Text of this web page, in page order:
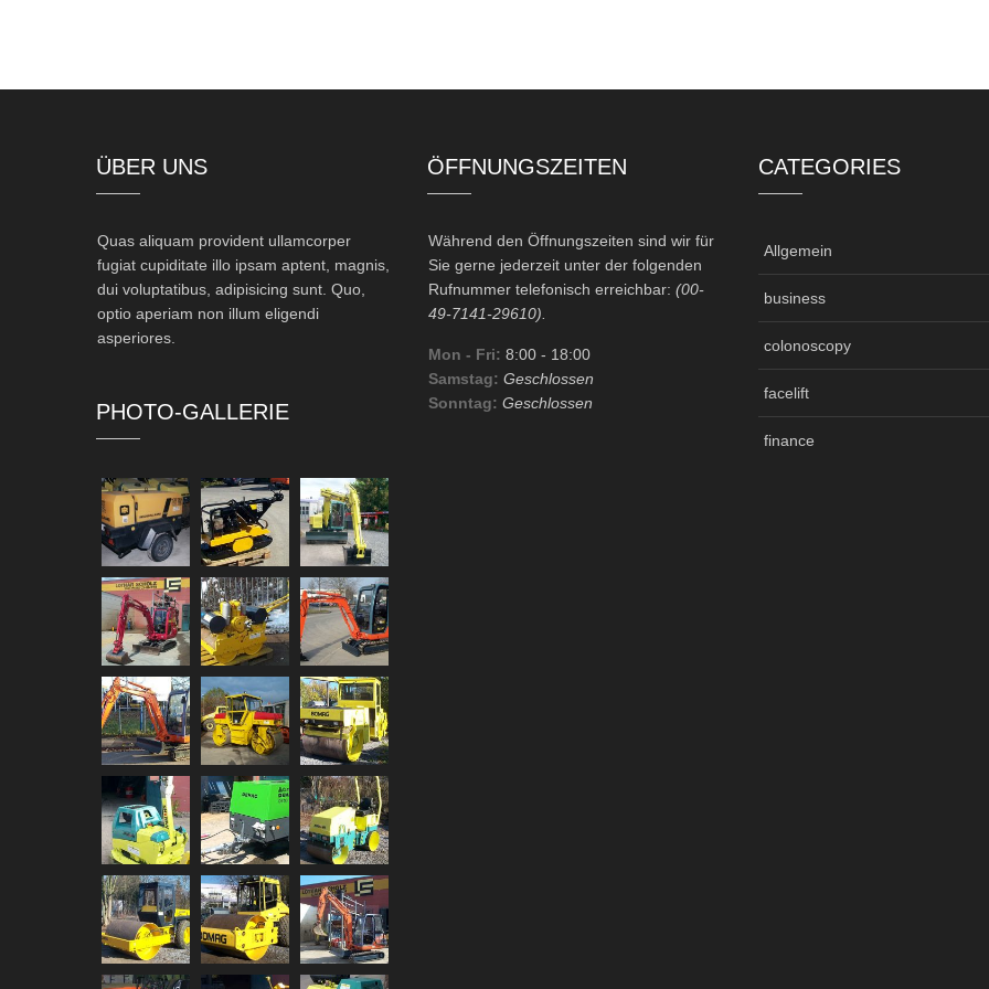
ÜBER UNS
Quas aliquam provident ullamcorper
fugiat cupiditate illo ipsam aptent, magnis,
dui voluptatibus, adipisicing sunt. Quo,
optio aperiam non illum eligendi
asperiores.
PHOTO-GALLERIE
ÖFFNUNGSZEITEN
Während den Öffnungszeiten sind wir für
Sie gerne jederzeit unter der folgenden
Rufnummer telefonisch erreichbar: (00-
49-7141-29610).
Mon - Fri: 8:00 - 18:00
Samstag: Geschlossen
Sonntag: Geschlossen
CATEGORIES
Allgemein
business
colonoscopy
facelift
finance